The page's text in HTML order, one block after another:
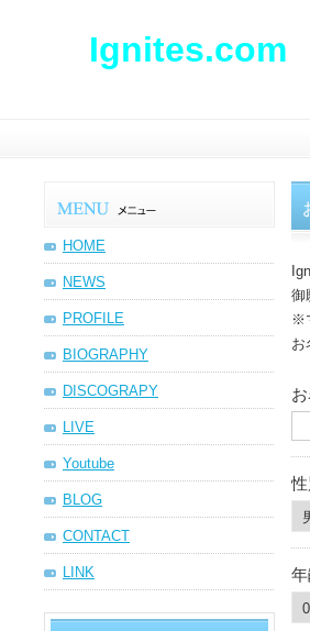
Ignites.com
御
※
お
性
HOME
NEWS
PROFILE
BIOGRAPHY
DISCOGRAPY
LIVE
Youtube
BLOG
CONTACT
LINK